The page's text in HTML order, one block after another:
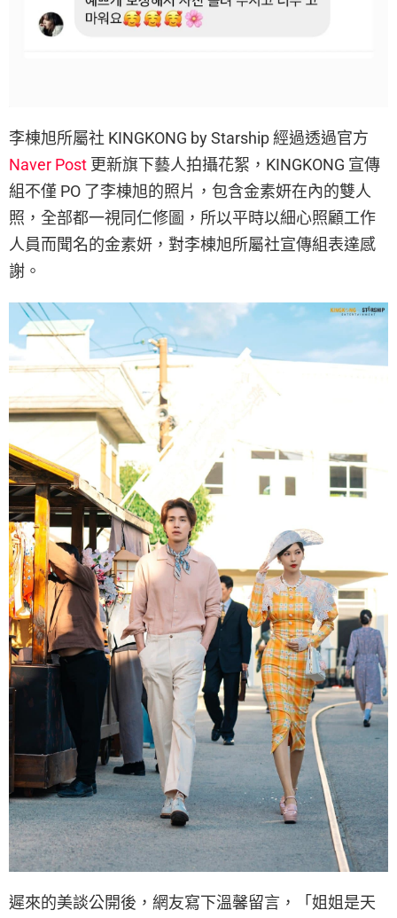
李棟旭所屬社 KINGKONG by Starship 經過透過官方
Naver Post 更新旗下藝人拍攝花絮，KINGKONG 宣傳
組不僅 PO 了李棟旭的照片，包含金素妍在內的雙人
照，全部都一視同仁修圖，所以平時以細心照顧工作
人員而聞名的金素妍，對李棟旭所屬社宣傳組表達感
謝。
遲來的美談公開後，網友寫下溫馨留言，「姐姐是天